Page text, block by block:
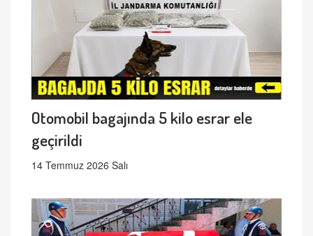
Otomobil bagajında 5 kilo esrar ele
geçirildi
14 Temmuz 2026 Salı